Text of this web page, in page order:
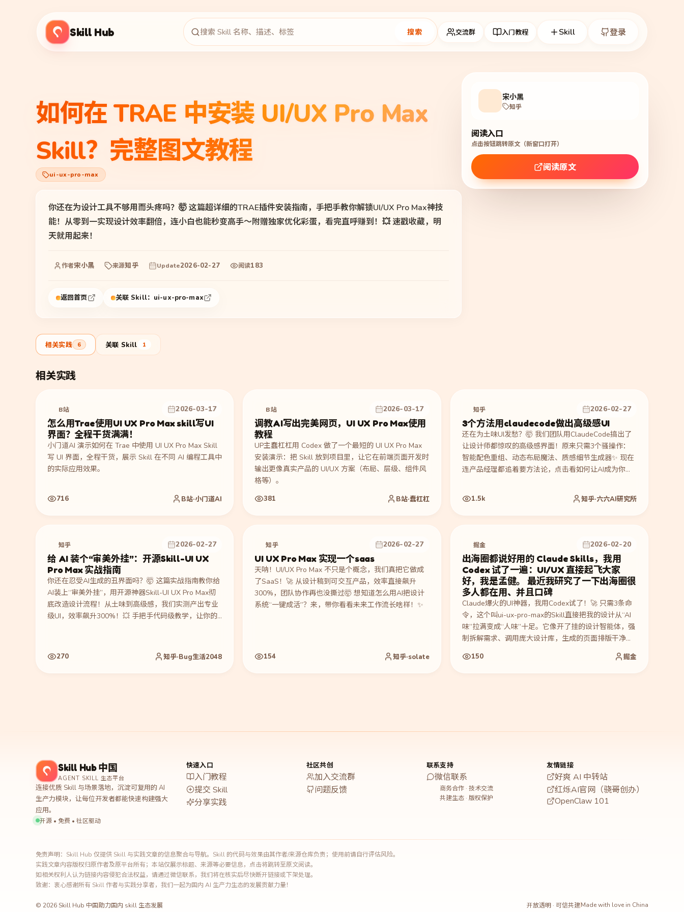
Skill Hub 搜索 交流群 入门教程 Skill 登录
如何在 TRAE 中安装 UI/UX Pro Max
Skill？完整图文教程
ui-ux-pro-max
你还在为设计工具不够用而头疼吗？🤯 这篇超详细的TRAE插件安装指南，手把手教你解锁UI/UX Pro Max神技
能！从零到一实现设计效率翻倍，连小白也能秒变高手～附赠独家优化彩蛋，看完直呼赚到！💥 速戳收藏，明
天就用起来！
作者宋小黑 来源知乎 Update2026-02-27 阅读183
返回首页 关联 Skill： ui-ux-pro-max
宋小黑
知乎
阅读入口
点击按钮跳转原文（新窗口打开）
阅读原文
相关实践 6 关联 Skill 1
相关实践
B站 2026-03-17
怎么用Trae使用UI UX Pro Max skill写UI
界面？全程干货满满！
小门道AI 演示如何在 Trae 中使用 UI UX Pro Max Skill
写 UI 界面，全程干货，展示 Skill 在不同 AI 编程工具中
的实际应用效果。
716 B站·小门道AI
B站 2026-03-17
调教AI写出完美网页，UI UX Pro Max使用
教程
UP主蠢杠杠用 Codex 做了一个最短的 UI UX Pro Max
安装演示：把 Skill 放到项目里，让它在前端页面开发时
输出更像真实产品的 UI/UX 方案（布局、层级、组件风
格等）。
381 B站·蠢杠杠
知乎 2026-02-27
3个方法用claudecode做出高级感UI
还在为土味UI发愁？🤯 我们团队用ClaudeCode搞出了
让设计师都惊叹的高级感界面！原来只需3个骚操作：
智能配色重组、动态布局魔法、质感细节生成器✨ 现在
连产品经理都追着要方法论，点击看如何让AI成为你的
1.5k 知乎·六六AI研究所
知乎 2026-02-27
给 AI 装个“审美外挂”：开源Skill-UI UX
Pro Max 实战指南
你还在忍受AI生成的丑界面吗？🤯 这篇实战指南教你给
AI装上“审美外挂”，用开源神器Skill-UI UX Pro Max彻
底改造设计流程！从土味到高级感，我们实测产出专业
级UI，效率飙升300%！💥 手把手代码级教学，让你的
270 知乎·Bug生活2048
知乎 2026-02-27
UI UX Pro Max 实现一个saas
天呐！UI/UX Pro Max 不只是个概念，我们真把它做成
了SaaS！🚀 从设计稿到可交互产品，效率直接飙升
300%，团队协作再也没撕过🤯 想知道怎么用AI把设计
系统“一键成活”？来，带你看看未来工作流长啥样！✨
154 知乎·solate
掘金 2026-02-20
出海圈都说好用的 Claude Skills，我用
Codex 试了一遍：UI/UX 直接起飞大家
好，我是孟健。 最近我研究了一下出海圈很
多人都在用、并且口碑
Claude爆火的UI神器，我用Codex试了！🚀 只需3条命
令，这个叫ui-ux-pro-max的Skill直接把我的设计从“AI
味”拉满变成“人味”十足。它像开了挂的设计智能体，强
制拆解需求、调用庞大设计库，生成的页面排版干净、
细节完整，Landing Page质感瞬间起飞！💥 想告别粗糙
的AI直出？这个工程化流程真的香。
150 掘金
Skill Hub 中国
AGENT SKILL 生态平台
连接优质 Skill 与场景落地，沉淀可复用的 AI
生产力模块，让每位开发者都能快速构建强大
应用。
开源 • 免费 • 社区驱动
快速入口
入门教程
提交 Skill
分享实践
社区共创
加入交流群
问题反馈
联系支持
微信联系
商务合作 · 技术交流
共建生态 · 版权保护
友情链接
好爽 AI 中转站
红烁AI官网（骁哥创办）
OpenClaw 101
免责声明：Skill Hub 仅提供 Skill 与实践文章的信息聚合与导航。Skill 的代码与效果由其作者/来源仓库负责；使用前请自行评估风险。
实践文章内容版权归原作者及原平台所有；本站仅展示标题、来源等必要信息，点击将跳转至原文阅读。
如相关权利人认为链接内容侵犯合法权益，请通过微信联系，我们将在核实后尽快断开链接或下架处理。
致谢：衷心感谢所有 Skill 作者与实践分享者，我们一起为国内 AI 生产力生态的发展贡献力量！
© 2026 Skill Hub 中国助力国内 skill 生态发展 开放透明 · 可信共建Made with love in China